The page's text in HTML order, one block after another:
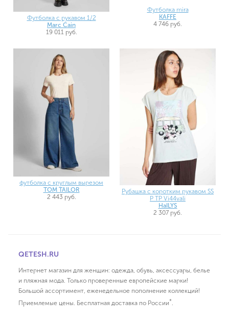
Футболка с рукавом 1/2
Marc Cain
19 011 руб.
Футболка mira
KAFFE
4 746 руб.
футболка с круглым вырезом
TOM TAILOR
2 443 руб.
Рубашка с коротким рукавом SS
P TP Vi44vali
HaILYS
2 307 руб.
QETESH.RU
Интернет магазин для женщин: одежда, обувь, аксессуары, белье
и пляжная мода. Только проверенные европейские марки!
Большой ассортимент, еженедельное пополнение коллекций!
Приемлемые цены. Бесплатная доставка по России*.